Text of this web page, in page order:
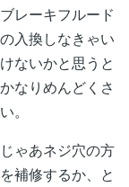
ブレーキフルード
の入換しなきゃい
けないかと思うと
かなりめんどくさ
い。
じゃあネジ穴の方
を補修するか、と